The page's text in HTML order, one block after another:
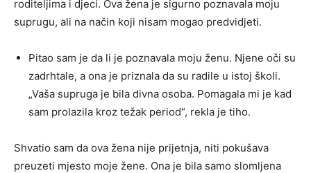
roditeljima i djeci. Ova žena je sigurno poznavala moju
suprugu, ali na način koji nisam mogao predvidjeti.
Pitao sam je da li je poznavala moju ženu. Njene oči su
zadrhtale, a ona je priznala da su radile u istoj školi.
„Vaša supruga je bila divna osoba. Pomagala mi je kad
sam prolazila kroz težak period“, rekla je tiho.
Shvatio sam da ova žena nije prijetnja, niti pokušava
preuzeti mjesto moje žene. Ona je bila samo slomljena